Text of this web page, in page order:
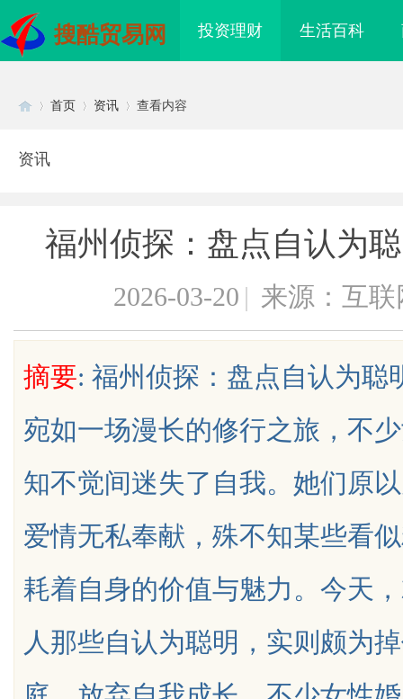
搜酷贸易网 投资理财 生活百科
uz
首页 资讯 查看内容
资讯
福州侦探：盘点自认为
2026-03-20 | 来源：互联
摘要: 福州侦探：盘点自认为聪
宛如一场漫长的修行之旅，不
知不觉间迷失了自我。她们原
爱情无私奉献，殊不知某些看
耗着自身的价值与魅力。今天
人那些自认为聪明，实则颇为
么选？ 制造解决方案